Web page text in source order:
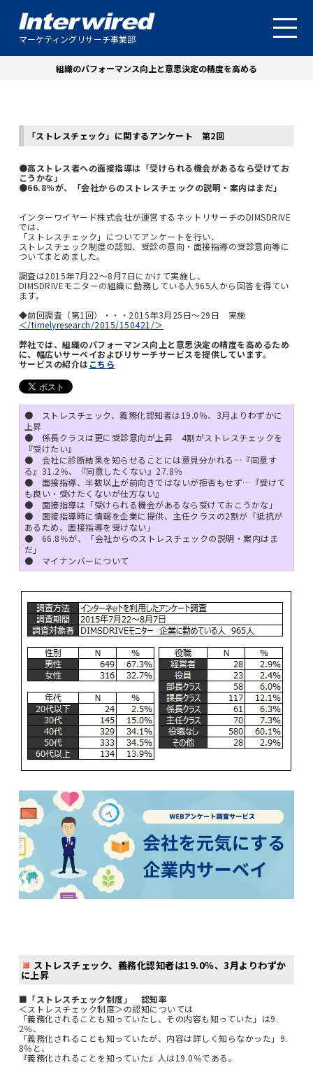
マーケティングリサーチ事業部
組織のパフォーマンス向上と意思決定の精度を高める
「ストレスチェック」に関するアンケート 第2回
●高ストレス者への面接指導は「受けられる機会があるなら受けてお
こうかな」
●66.8％が、「会社からのストレスチェックの説明・案内はまだ」
インターワイヤード株式会社が運営するネットリサーチのDIMSDRIVE
では、
「ストレスチェック」についてアンケートを行い、
ストレスチェック制度の認知、受診の意向・面接指導の受診意向等に
ついてまとめました。
調査は2015年7月22～8月7日にかけて実施し、
DIMSDRIVEモニターの組織に勤務している人965人から回答を得てい
ます。
◆前回調査（第1回）・・・2015年3月25日～29日 実施
＜/timelyresearch/2015/150421/＞
弊社では、組織のパフォーマンス向上と意思決定の精度を高めるため
に、幅広いサーベイおよびリサーチサービスを提供しています。
サービスの紹介はこちら
● ストレスチェック、義務化認知者は19.0％、3月よりわずかに
上昇
● 係長クラスは更に受診意向が上昇 4割がストレスチェックを
『受けたい』
● 会社に診断結果を知らせることには意見分かれる…『同意す
る』31.2％、『同意したくない』27.8％
● 面接指導、半数以上が前向きではないが拒否もせず…『受けて
も良い・受けたくないが仕方ない』
● 面接指導は「受けられる機会があるなら受けておこうかな」
● 面接指導時に情報を企業に提供、主任クラスの2割が「抵抗が
あるため、面接指導を受けない」
● 66.8％が、「会社からのストレスチェックの説明・案内はま
だ」
● マイナンバーについて
ストレスチェック、義務化認知者は19.0％、3月よりわずか
に上昇
■「ストレスチェック制度」 認知率
＜ストレスチェック制度＞の認知については
「義務化されることも知っていたし、その内容も知っていた」は9.
2％、
「義務化されることも知っていたが、内容は詳しく知らなかった」9.
8％と、
『義務化されることを知っていた』人は19.0％である。